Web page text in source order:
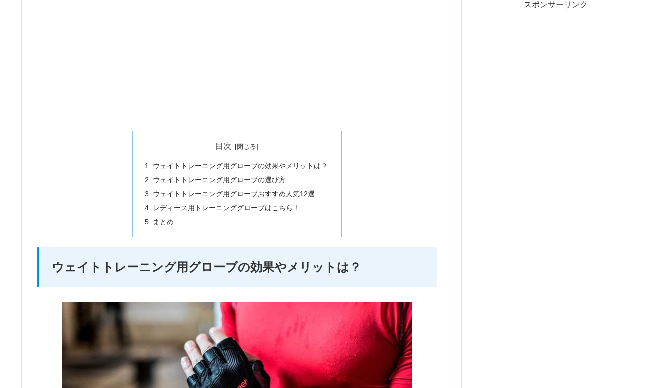
目次
ウェイトトレーニング用グローブの効果やメリットは？
ウェイトトレーニング用グローブの選び方
ウェイトトレーニング用グローブおすすめ人気12選
レディース用トレーニンググローブはこちら！
まとめ
ウェイトトレーニング用グローブの効果やメリットは？
スポンサーリンク